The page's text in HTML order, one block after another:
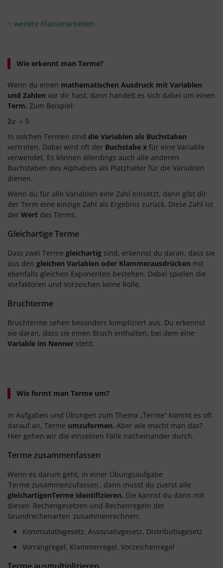
weitere Klassenarbeiten
Wie erkennt man Terme?
Wenn du einen mathematischen Ausdruck mit Variablen
und Zahlen vor dir hast, dann handelt es sich dabei um einen
Term. Zum Beispiel:
2x + 5
2x+5
In solchen Termen sind die Variablen als Buchstaben
vertreten. Dabei wird oft der Buchstabe x für eine Variable
verwendet. Es können allerdings auch alle anderen
Buchstaben des Alphabets als Platzhalter für die Variablen
dienen.
Wenn du für alle Variablen eine Zahl einsetzt, dann gibt dir
der Term eine einzige Zahl als Ergebnis zurück. Diese Zahl ist
der Wert des Terms.
Gleichartige Terme
Dass zwei Terme gleichartig sind, erkennst du daran, dass sie
aus den gleichen Variablen oder Klammerausdrücken mit
ebenfalls gleichen Exponenten bestehen. Dabei spielen die
Vorfaktoren und Vorzeichen keine Rolle.
Bruchterme
Bruchterme sehen besonders kompliziert aus. Du erkennst
sie daran, dass sie einen Bruch enthalten, bei dem eine
Variable im Nenner steht.
Wie formt man Terme um?
In Aufgaben und Übungen zum Thema „Terme“ kommt es oft
darauf an, Terme umzuformen. Aber wie macht man das?
Hier gehen wir die einzelnen Fälle nacheinander durch.
Terme zusammenfassen
Wenn es darum geht, in einer Übungsaufgabe
Terme zusammenzufassen , dann musst du zuerst alle
gleichartigenTerme identifizieren. Die kannst du dann mit
diesen Rechengesetzen und Rechenregeln der
Grundrechenarten zusammenrechnen:
Kommutativgesetz, Assoziativgesetz, Distributivgesetz
Vorrangregel, Klammerregel, Vorzeichenregel